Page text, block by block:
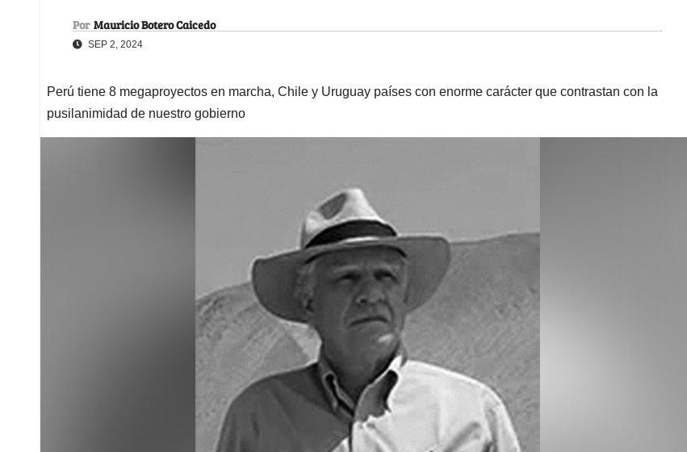
Por Mauricio Botero Caicedo
SEP 2, 2024
Perú tiene 8 megaproyectos en marcha, Chile y Uruguay países con enorme carácter que contrastan con la
pusilanimidad de nuestro gobierno